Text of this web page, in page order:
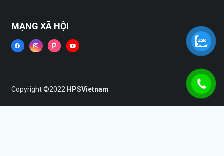
MẠNG XÃ HỘI
Copyright ©2022 HPSVietnam